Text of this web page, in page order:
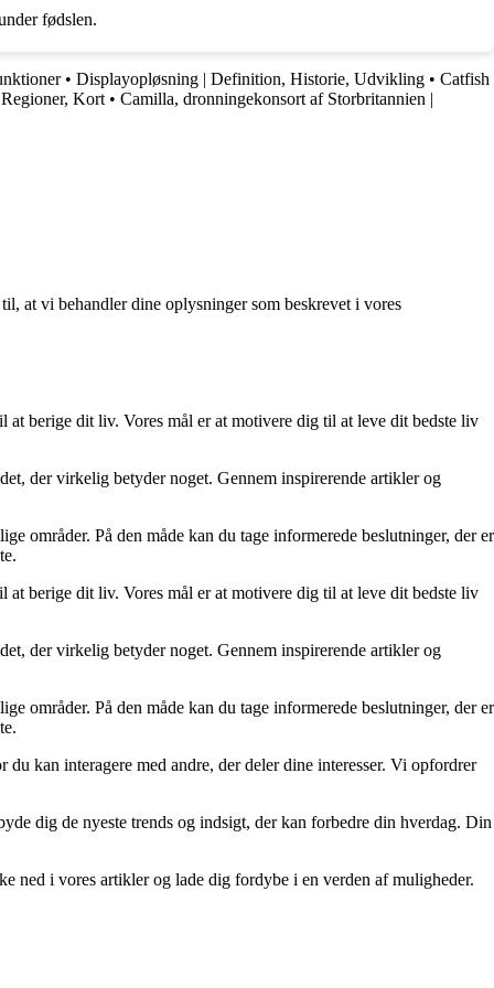
fødslen.
• Displayopløsning | Definition, Historie, Udvikling • Catfish
Kort • Camilla, dronningekonsort af Storbritannien |
at vi behandler dine oplysninger som beskrevet i vores
berige dit liv. Vores mål er at motivere dig til at leve dit bedste liv
der virkelig betyder noget. Gennem inspirerende artikler og
områder. På den måde kan du tage informerede beslutninger, der er
berige dit liv. Vores mål er at motivere dig til at leve dit bedste liv
der virkelig betyder noget. Gennem inspirerende artikler og
områder. På den måde kan du tage informerede beslutninger, der er
kan interagere med andre, der deler dine interesser. Vi opfordrer
dig de nyeste trends og indsigt, der kan forbedre din hverdag. Din
ned i vores artikler og lade dig fordybe i en verden af muligheder.